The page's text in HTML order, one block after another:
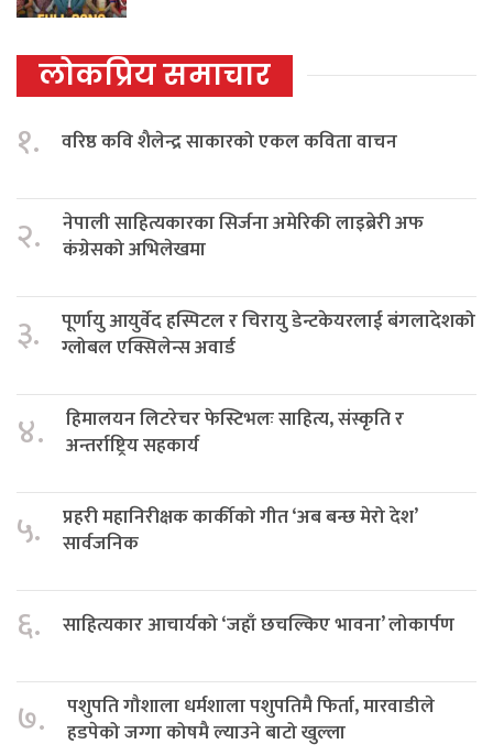
लोकप्रिय समाचार
१. वरिष्ठ कवि शैलेन्द्र साकारको एकल कविता वाचन
२.
नेपाली साहित्यकारका सिर्जना अमेरिकी लाइब्रेरी अफ
कंग्रेसको अभिलेखमा
३.
पूर्णायु आयुर्वेद हस्पिटल र चिरायु डेन्टकेयरलाई बंगलादेशको
ग्लोबल एक्सिलेन्स अवार्ड
४.
हिमालयन लिटरेचर फेस्टिभलः साहित्य, संस्कृति र
अन्तर्राष्ट्रिय सहकार्य
५.
प्रहरी महानिरीक्षक कार्कीको गीत ‘अब बन्छ मेरो देश’
सार्वजनिक
६. साहित्यकार आचार्यको ‘जहाँ छचल्किए भावना’ लोकार्पण
७.
पशुपति गौशाला धर्मशाला पशुपतिमै फिर्ता, मारवाडीले
हडपेको जग्गा कोषमै ल्याउने बाटो खुल्ला